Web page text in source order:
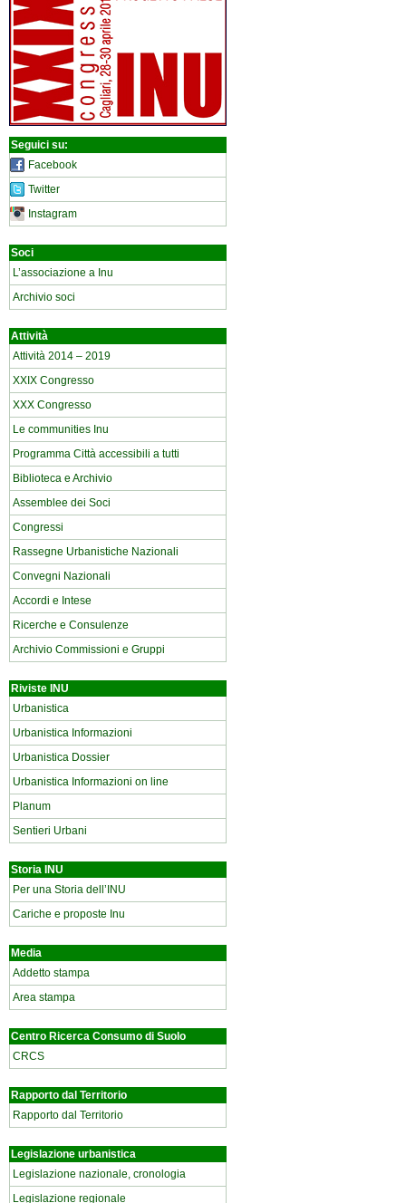
Seguici su:
Facebook
Twitter
Instagram
Soci
L’associazione a Inu
Archivio soci
Attività
Attività 2014 – 2019
XXIX Congresso
XXX Congresso
Le communities Inu
Programma Città accessibili a tutti
Biblioteca e Archivio
Assemblee dei Soci
Congressi
Rassegne Urbanistiche Nazionali
Convegni Nazionali
Accordi e Intese
Ricerche e Consulenze
Archivio Commissioni e Gruppi
Riviste INU
Urbanistica
Urbanistica Informazioni
Urbanistica Dossier
Urbanistica Informazioni on line
Planum
Sentieri Urbani
Storia INU
Per una Storia dell’INU
Cariche e proposte Inu
Media
Addetto stampa
Area stampa
Centro Ricerca Consumo di Suolo
CRCS
Rapporto dal Territorio
Rapporto dal Territorio
Legislazione urbanistica
Legislazione nazionale, cronologia
Legislazione regionale